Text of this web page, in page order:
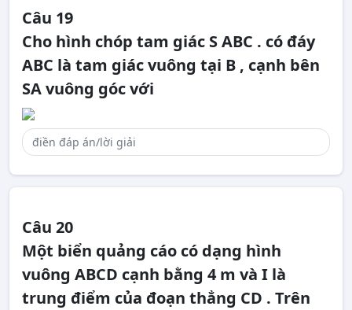
Câu 19
Cho hình chóp tam giác S ABC . có đáy
ABC là tam giác vuông tại B , cạnh bên
SA vuông góc với
Câu 20
Một biển quảng cáo có dạng hình
vuông ABCD cạnh bằng 4 m và I là
trung điểm của đoạn thẳng CD . Trên